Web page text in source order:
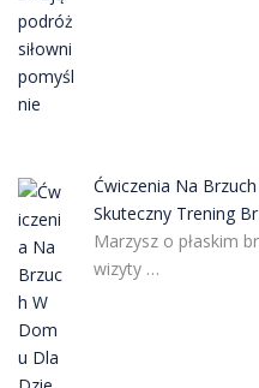
Ćwiczenia Na
Skuteczny Trening
Marzysz o płaskim
wizyty …